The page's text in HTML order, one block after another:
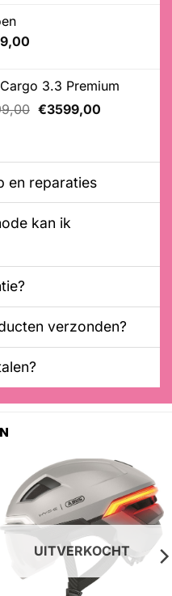
Huidige
€1899,00.
3.3 Premium
Oorspronkelijke
€3599,00Huidige
en reparaties
kan ik
verzonden?
UITVERKOCHT